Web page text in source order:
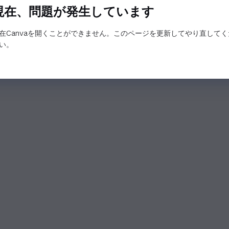
在、問題が発生しています
Canvaを開くことができません。このページを更新してやり直して
。